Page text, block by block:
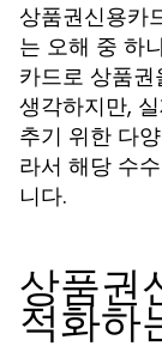
상품권신용카
는 오해 중 하
카드로 상품
생각하지만,
추기 위한 다
라서 해당 수
니다.
상품권
적화하